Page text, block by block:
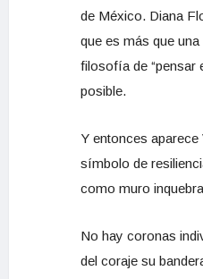
de México. Diana
que es más que
filosofía de “pensar
posible.
Y entonces
símbolo de
como muro
No hay coronas
del coraje su